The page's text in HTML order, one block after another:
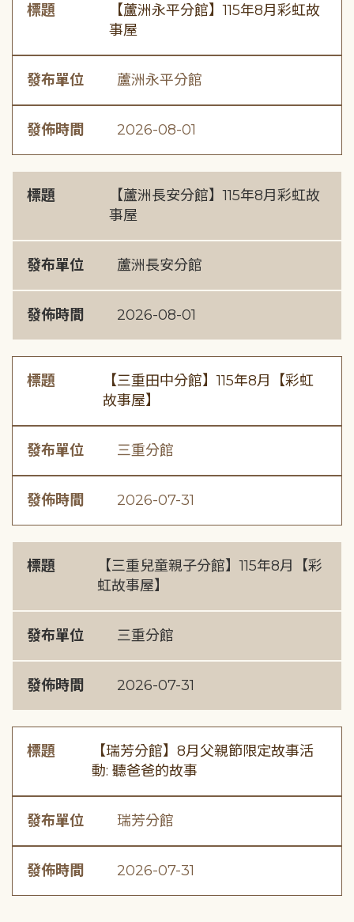
標題
【蘆洲永平分館】115年8月彩虹故
事屋
發布單位 蘆洲永平分館
發佈時間 2026-08-01
標題
【蘆洲長安分館】115年8月彩虹故
事屋
發布單位 蘆洲長安分館
發佈時間 2026-08-01
標題
【三重田中分館】115年8月【彩虹
故事屋】
發布單位 三重分館
發佈時間 2026-07-31
標題
【三重兒童親子分館】115年8月【彩
虹故事屋】
發布單位 三重分館
發佈時間 2026-07-31
標題
【瑞芳分館】8月父親節限定故事活
動: 聽爸爸的故事
發布單位 瑞芳分館
發佈時間 2026-07-31